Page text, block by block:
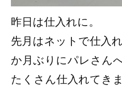
昨日は仕入れに。
先月はネットで仕入
か月ぶりにパレさんへ
たくさん仕入れてきま